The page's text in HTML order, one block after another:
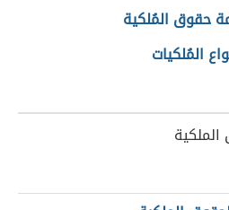
حقوق المُلكية
المُلكيات